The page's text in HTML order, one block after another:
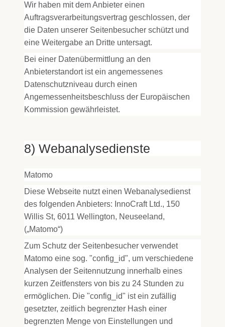
Wir haben mit dem Anbieter einen
Auftragsverarbeitungsvertrag geschlossen, der
die Daten unserer Seitenbesucher schützt und
eine Weitergabe an Dritte untersagt.
Bei einer Datenübermittlung an den
Anbieterstandort ist ein angemessenes
Datenschutzniveau durch einen
Angemessenheitsbeschluss der Europäischen
Kommission gewährleistet.
8) Webanalysedienste
Matomo
Diese Webseite nutzt einen Webanalysedienst
des folgenden Anbieters: InnoCraft Ltd., 150
Willis St, 6011 Wellington, Neuseeland,
(„Matomo“)
Zum Schutz der Seitenbesucher verwendet
Matomo eine sog. "config_id", um verschiedene
Analysen der Seitennutzung innerhalb eines
kurzen Zeitfensters von bis zu 24 Stunden zu
ermöglichen. Die "config_id" ist ein zufällig
gesetzter, zeitlich begrenzter Hash einer
begrenzten Menge von Einstellungen und